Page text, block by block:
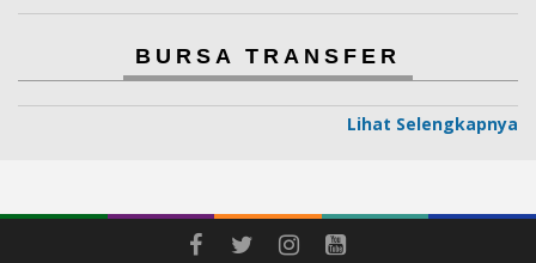
BURSA TRANSFER
Lihat Selengkapnya